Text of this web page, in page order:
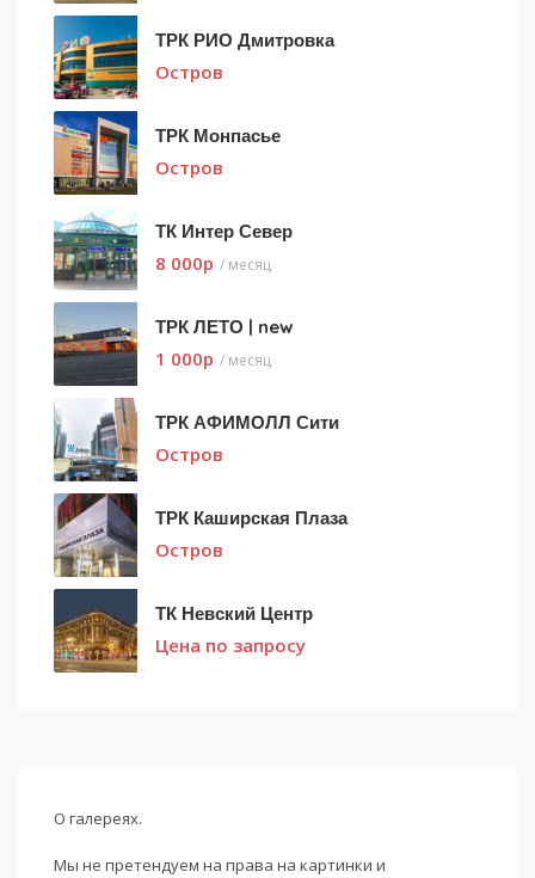
ТРК РИО Дмитровка
Остров
ТРК Монпасье
Остров
ТК Интер Север
8 000p / месяц
ТРК ЛЕТО | new
1 000p / месяц
ТРК АФИМОЛЛ Сити
Остров
ТРК Каширская Плаза
Остров
ТК Невский Центр
Цена по запросу
О галереях.
Мы не претендуем на права на картинки и